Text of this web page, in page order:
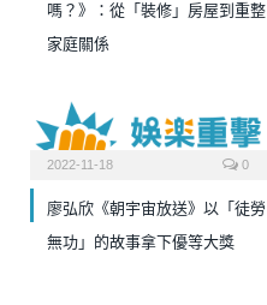
嗎？》：從「裝修」房屋到重整
家庭關係
2022-11-18 0
廖弘欣《朝宇宙放送》以「徒勞
無功」的故事拿下優等大獎